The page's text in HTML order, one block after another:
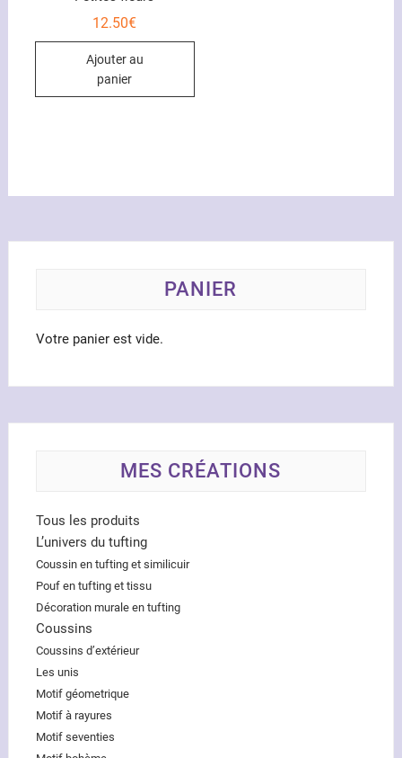
12.50€
Ajouter au
panier
PANIER
Votre panier est vide.
MES CRÉATIONS
Tous les produits
L’univers du tufting
Coussin en tufting et similicuir
Pouf en tufting et tissu
Décoration murale en tufting
Coussins
Coussins d’extérieur
Les unis
Motif géometrique
Motif à rayures
Motif seventies